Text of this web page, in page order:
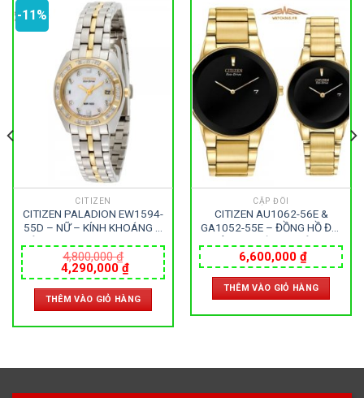
-11%
CITIZEN
CITIZEN PALADION EW1594-
55D – NỮ – KÍNH KHOÁNG –
SIZE 26MM – MÁY NHẬT
4,800,000₫
Giá
gốc
là:
4,800,000 ₫.
4,290,000₫Giá
hiện
tại
là:
4,290,000 ₫.
THÊM VÀO GIỎ HÀNG
CẶP ĐÔI
CITIZEN AU1062-56E &
GA1052-55E – ĐỒNG HỒ ĐÔI
LOẠI – ECO DRIVE – SIZE
40&29.5MM – MÁY NHẬT
6,600,000 ₫
THÊM VÀO GIỎ HÀNG